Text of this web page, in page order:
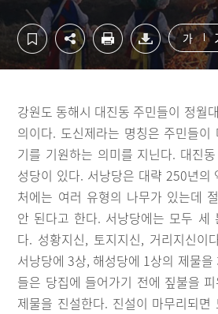
기
가
강원도 동해시 대진동 주민들이 정월
의이다. 도신제라는 명칭은 주민들
기를 기원하는 의미를 지닌다. 대진
성당이 있다. 서낭당은 대략 250년의
처에는 여러 유형의 나무가 있는데
안 된다고 한다. 서낭당에는 모두 세
다. 성황지신, 토지지신, 거리지신이
서낭당에 3상, 해성당에 1상의 제물
들은 당집에 들어가기 전에 짚불을
제물을 진설한다. 진설이 마무리되